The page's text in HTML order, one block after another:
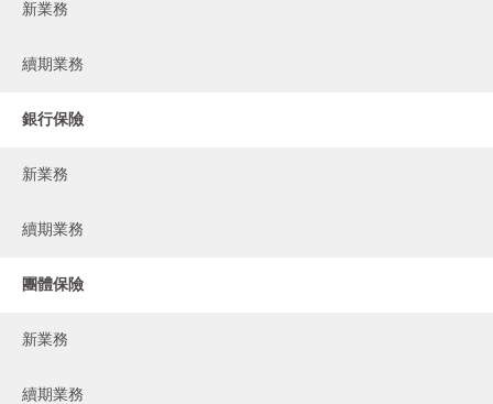
新業務
續期業務
銀行保險
新業務
續期業務
團體保險
新業務
續期業務